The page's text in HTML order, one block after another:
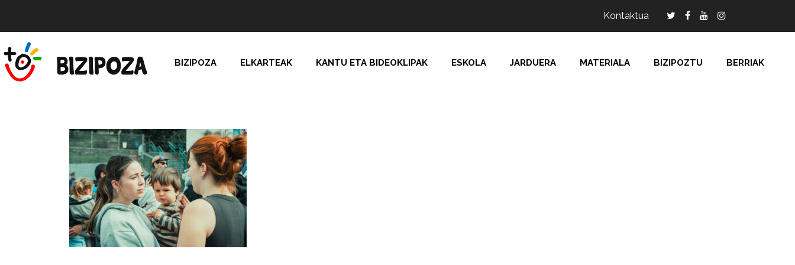
Kontaktua
BIZIPOZA ELKARTEAK KANTU ETA BIDEOKLIPAK ESKOLA JARDUERA MATERIALA BIZIPOZTU BERRIAK